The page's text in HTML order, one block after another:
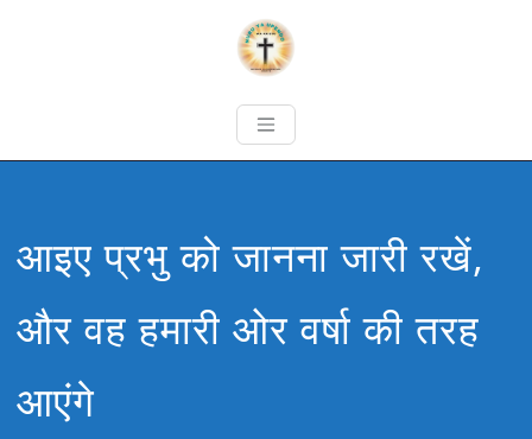
आइए प्रभु को जानना जारी रखें,
और वह हमारी ओर वर्षा की तरह
आएंगे